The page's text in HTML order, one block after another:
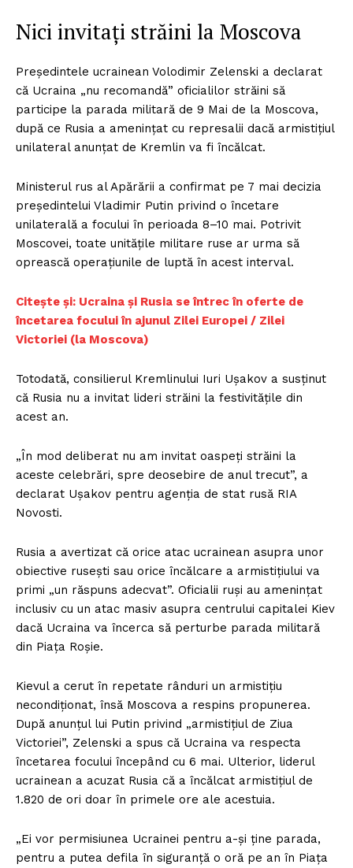
Nici invitați străini la Moscova
Președintele ucrainean Volodimir Zelenski a declarat
că Ucraina „nu recomandă” oficialilor străini să
participe la parada militară de 9 Mai de la Moscova,
după ce Rusia a amenințat cu represalii dacă armistițiul
unilateral anunțat de Kremlin va fi încălcat.
Ministerul rus al Apărării a confirmat pe 7 mai decizia
președintelui Vladimir Putin privind o încetare
unilaterală a focului în perioada 8–10 mai. Potrivit
Moscovei, toate unitățile militare ruse ar urma să
oprească operațiunile de luptă în acest interval.
Citește și: Ucraina și Rusia se întrec în oferte de
încetarea focului în ajunul Zilei Europei / Zilei
Victoriei (la Moscova)
Totodată, consilierul Kremlinului Iuri Ușakov a susținut
că Rusia nu a invitat lideri străini la festivitățile din
acest an.
„În mod deliberat nu am invitat oaspeți străini la
aceste celebrări, spre deosebire de anul trecut”, a
declarat Ușakov pentru agenția de stat rusă RIA
Novosti.
Rusia a avertizat că orice atac ucrainean asupra unor
obiective rusești sau orice încălcare a armistițiului va
primi „un răspuns adecvat”. Oficialii ruși au amenințat
inclusiv cu un atac masiv asupra centrului capitalei Kiev
dacă Ucraina va încerca să perturbe parada militară
din Piața Roșie.
Kievul a cerut în repetate rânduri un armistițiu
necondiționat, însă Moscova a respins propunerea.
După anunțul lui Putin privind „armistițiul de Ziua
Victoriei”, Zelenski a spus că Ucraina va respecta
încetarea focului începând cu 6 mai. Ulterior, liderul
ucrainean a acuzat Rusia că a încălcat armistițiul de
1.820 de ori doar în primele ore ale acestuia.
„Ei vor permisiunea Ucrainei pentru a-și ține parada,
pentru a putea defila în siguranță o oră pe an în Piața